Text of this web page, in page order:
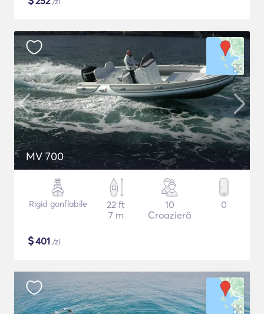
MV 700
Rigid gonflabile
22 ft
7 m
10
Croazieră
0
$401 /zi